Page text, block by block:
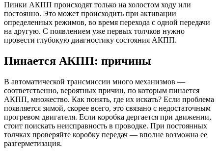
Пинки АКПП происходят только на холостом ходу или
постоянно. Это может происходить при активации
определенных режимов, во время перехода с одной передачи
на другую. С появлением уже первых толчков нужно
провести глубокую диагностику состояния АКПП.
Пинается АКПП: причины
В автоматической трансмиссии много механизмов —
соответственно, вероятных причин, по которым пинается
АКПП, множество. Как понять, где их искать? Если проблема
появляется зимой, скорее всего, это связано с недостаточным
прогревом двигателя. Если коробка дергается при движении,
стоит поискать неисправность в проводке. При постоянных
толчках проверяйте коробку передач — вполне возможна ее
разгерметизация.